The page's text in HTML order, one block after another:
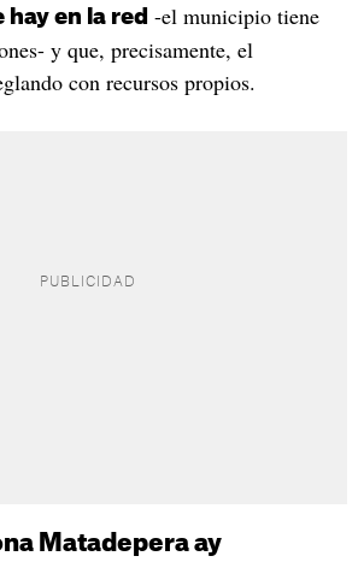
hay en la red -el municipio tiene
y que, precisamente, el
con recursos propios.
Matadepera ay